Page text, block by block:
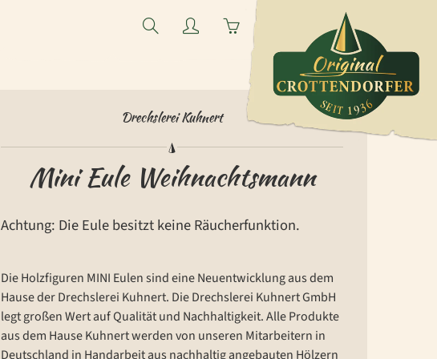
Search
You
have
items
in
your
cart
Drechslerei Kuhnert
Mini Eule Weihnachtsmann
Achtung: Die Eule besitzt keine Räucherfunktion.
Die Holzfiguren MINI Eulen sind eine Neuentwicklung aus dem
Hause der Drechslerei Kuhnert. Die Drechslerei Kuhnert GmbH
legt großen Wert auf Qualität und Nachhaltigkeit. Alle Produkte
aus dem Hause Kuhnert werden von unseren Mitarbeitern in
Deutschland in Handarbeit aus nachhaltig angebauten Hölzern